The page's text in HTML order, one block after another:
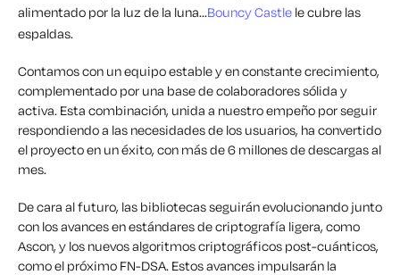
alimentado por la luz de la luna...Bouncy Castle le cubre las
espaldas.
Contamos con un equipo estable y en constante crecimiento,
complementado por una base de colaboradores sólida y
activa. Esta combinación, unida a nuestro empeño por seguir
respondiendo a las necesidades de los usuarios, ha convertido
el proyecto en un éxito, con más de 6 millones de descargas al
mes.
De cara al futuro, las bibliotecas seguirán evolucionando junto
con los avances en estándares de criptografía ligera, como
Ascon, y los nuevos algoritmos criptográficos post-cuánticos,
como el próximo FN-DSA. Estos avances impulsarán la